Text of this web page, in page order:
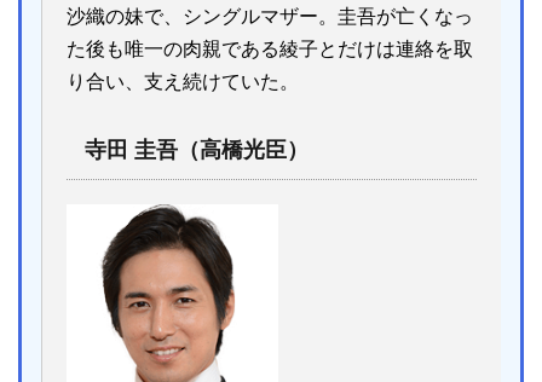
沙織の妹で、シングルマザー。圭吾が亡くなっ
た後も唯一の肉親である綾子とだけは連絡を取
り合い、支え続けていた。
寺田 圭吾（高橋光臣）